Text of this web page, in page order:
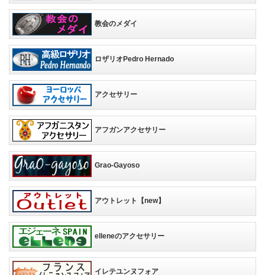
教会のメダイ
ロザリオPedro Hernado
アクセサリー
アフガンアクセサリー
Grao-Gayoso
アウトレット【new】
elleneのアクセサリー
イレテユンヌフォア